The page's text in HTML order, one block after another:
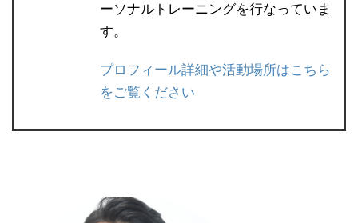
ーソナルトレーニングを行なっていま
す。
プロフィール詳細や活動場所はこちら
をご覧ください